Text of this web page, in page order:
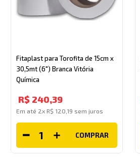
Fitaplast para Torofita de 15cm x
30,5mt (6") Branca Vitória
Química
R$ 240,39
Em até 2x R$ 120 19 sem juros
COMPRAR